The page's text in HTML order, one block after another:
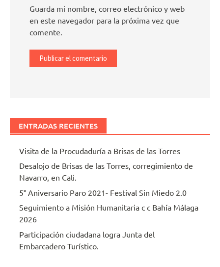
Guarda mi nombre, correo electrónico y web
en este navegador para la próxima vez que
comente.
ENTRADAS RECIENTES
Visita de la Procudaduría a Brisas de las Torres
Desalojo de Brisas de las Torres, corregimiento de
Navarro, en Cali.
5° Aniversario Paro 2021- Festival Sin Miedo 2.0
Seguimiento a Misión Humanitaria c c Bahía Málaga
2026
Participación ciudadana logra Junta del
Embarcadero Turístico.